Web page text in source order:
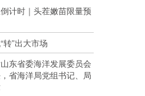
计时｜头茬嫩苗限量预
”出大市场
东省委海洋发展委员会
省海洋局党组书记、局